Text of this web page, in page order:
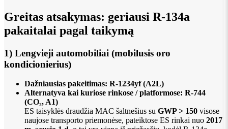
Greitas atsakymas: geriausi R-134a
pakaitalai pagal taikymą
1) Lengvieji automobiliai (mobilusis oro
kondicionierius)
Dažniausias pakeitimas: R-1234yf (A2L)
Alternatyva kai kuriose rinkose / platformose: R-744
(CO₂, A1)
ES taisyklės draudžia MAC šaltnešius su GWP > 150 visose
naujose transporto priemonėse, pateiktose ES rinkai nuo 2017